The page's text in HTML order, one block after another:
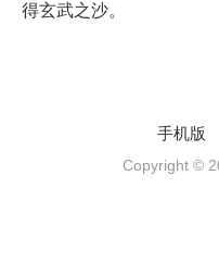
得玄武之沙。
手机版
Copyright ©